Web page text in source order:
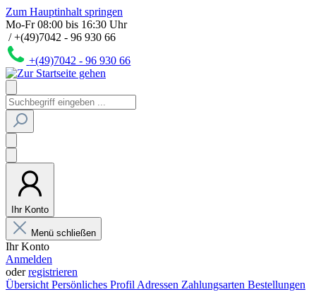
Zum Hauptinhalt springen
Mo-Fr 08:00 bis 16:30 Uhr
/ +(49)7042 - 96 930 66
+(49)7042 - 96 930 66
Ihr Konto
Menü schließen
Ihr Konto
Anmelden
oderregistrieren
Übersicht Persönliches Profil Adressen Zahlungsarten Bestellungen